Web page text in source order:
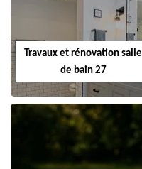
Travaux et rénovation salle
de bain 27